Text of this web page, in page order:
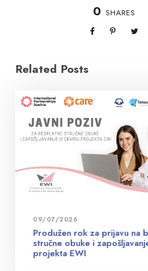
0 SHARES
Related Posts
09/07/2026
Produžen rok za prijavu na
stručne obuke i
projekta EWI